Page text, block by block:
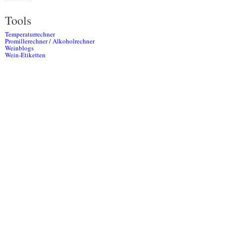
Tools
Temperaturrechner
Promillerechner / Alkoholrechner
Weinblogs
Wein-Etiketten